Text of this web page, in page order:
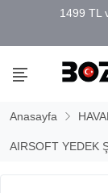
Anasayfa
AIRSOFT YEDEK